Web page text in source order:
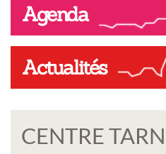
Agenda
Actualités
CENTRE TARN